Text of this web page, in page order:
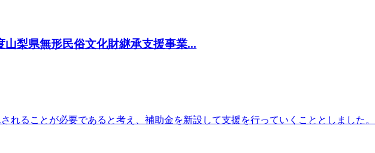
梨県無形民俗文化財継承支援事業...
れることが必要であると考え、補助金を新設して支援を行っていくこととしました。